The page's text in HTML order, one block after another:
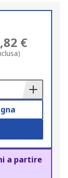
€
a partire